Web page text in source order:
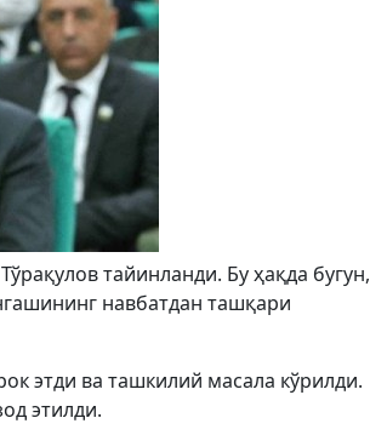
тайинланди. Бу ҳақда бугун,
навбатдан ташқари
этди ва ташкилий масала кўрилди.
этилди.